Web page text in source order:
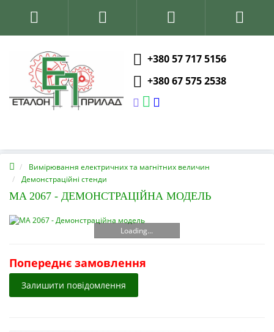
+380 57 717 5156
+380 67 575 2538
Вимірювання електричних та магнітних величин
Демонстраційні стенди
MA 2067 - ДЕМОНСТРАЦІЙНА МОДЕЛЬ
Loading...
Попереднє замовлення
Залишити повідомлення